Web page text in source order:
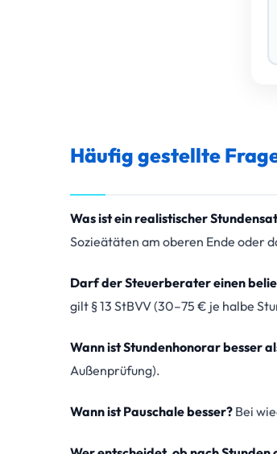
Häufig gestellte
Was ist ein realistischer
Sozieätäten am oberen Ende oder
Darf der Steuerberater einen
gilt § 13 StBVV (30–75 € je halbe
Wann ist Stundenhonorar besser
Außenprüfung).
Wann ist Pauschale besser? Bei